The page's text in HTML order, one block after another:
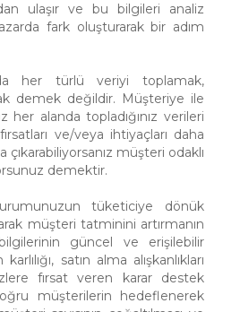
ulaşır ve bu bilgileri analiz
fark oluşturarak bir adım
her türlü veriyi toplamak,
demek değildir. Müşteriye ile
alanda topladığınız verileri
ve/veya ihtiyaçları daha
çıkarabiliyorsanız müşteri odaklı
demektir.
tüketiciye dönük
müşteri tatminini artırmanın
güncel ve erişilebilir
satın alma alışkanlıkları
fırsat veren karar destek
müşterilerin hedeflenerek